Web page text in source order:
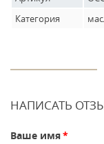
Категория
НАПИСАТЬ
Ваше имя